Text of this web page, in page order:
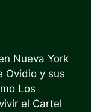
Nueva York
Ovidio y sus
Los
el Cartel